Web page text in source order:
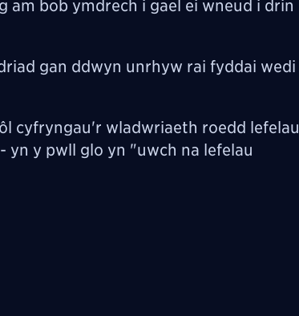
am bob ymdrech i gael ei wneud i drin
gan ddwyn unrhyw rai fyddai wedi
cyfryngau'r wladwriaeth roedd lefelau
yn y pwll glo yn "uwch na lefelau